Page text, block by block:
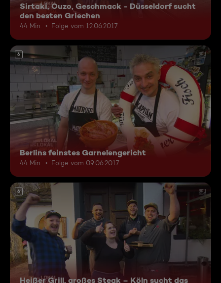
Sirtaki, Ouzo, Geschmack - Düsseldorf sucht
den besten Griechen
44 Min. Folge vom 12.06.2017
6
Berlins feinstes Garnelengericht
44 Min. Folge vom 09.06.2017
6
Heißer Grill, großes Steak – Köln sucht das